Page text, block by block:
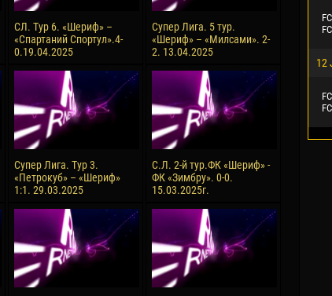
10 July
Bourama FOMBA
15 July
СЛ. Тур 6. «Шериф» –
«Спартаний Спортул».4-
0.19.04.2025
Супер Лига. 5 тур.
«Шериф» – «Милсами». 2-
2. 13.04.2025
Супер Лига. Тур 3.
«Петрокуб» – «Шериф»
1:1. 29.03.2025
С.Л. 2-й тур.ФК «Шериф» -
ФК «Зимбру». 0-0.
15.03.2025г.
12